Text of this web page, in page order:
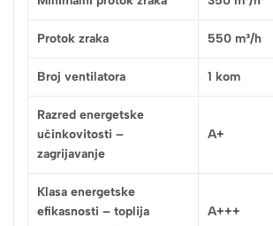
Protok zraka 550 m³/h
Broj ventilatora 1 kom
Razred energetske
učinkovitosti –
zagrijavanje
A+
Klasa energetske
efikasnosti – toplija
A+++